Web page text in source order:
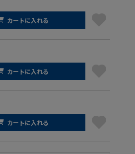
カートに入れる
カートに入れる
カートに入れる